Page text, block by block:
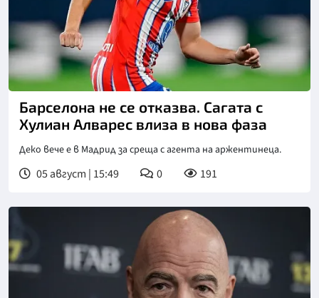
Снимка: goggle
Барселона не се отказва. Сагата с
Хулиан Алварес влиза в нова фаза
Деко вече е в Мадрид за среща с агента на аржентинеца.
05 август | 15:49 0 191